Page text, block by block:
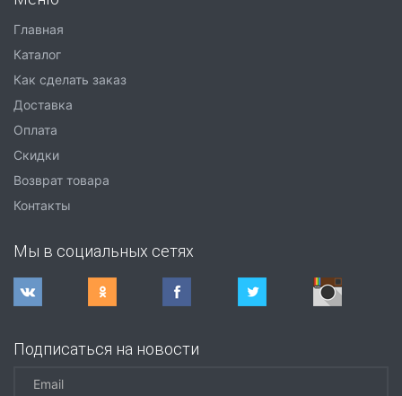
Главная
Каталог
Как сделать заказ
Доставка
Оплата
Скидки
Возврат товара
Контакты
Мы в социальных сетях
Подписаться на новости